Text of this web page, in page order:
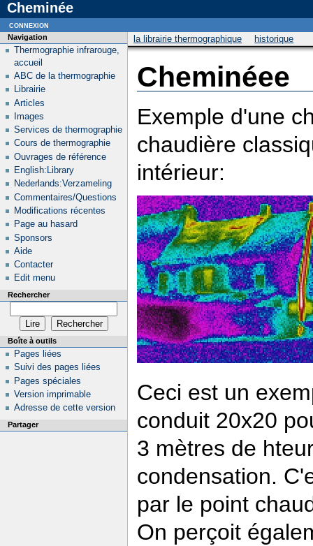
Cheminée
la librairie thermographique historique
Cheminéee
Exemple d'une
chaudière
intérieur:
Ceci est un
conduit 20x20
3 mètres de
condensation.
par le point
On perçoit
Navigation
Thermographie infrarouge,
accueil
ABC de la thermographie
Librairie
Articles
Images
Services de thermographie
Cours de thermographie
Ouvrages de référence
English:Library
Nederlands:Verzameling
Commentaires/Questions
Modifications récentes
Page au hasard
Sponsors
Aide
Contacter
Edit menu
Rechercher
Boîte à outils
Pages liées
Suivi des pages liées
Pages spéciales
Version imprimable
Adresse de cette version
Partager
connexion